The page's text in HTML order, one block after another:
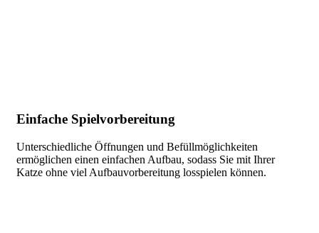
Einfache Spielvorbereitung
Unterschiedliche Öffnungen und Befüllmöglichkeiten
ermöglichen einen einfachen Aufbau, sodass Sie mit Ihrer
Katze ohne viel Aufbauvorbereitung losspielen können.